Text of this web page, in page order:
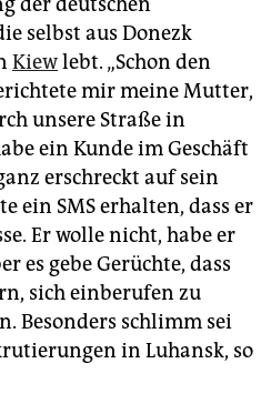
selbst aus Donezk
Kiewlebt. „Schon den
mir meine Mutter,
unsere Straße in
ein Kunde im Geschäft
erschreckt auf sein
ein SMS erhalten, dass er
Er wolle nicht, habe er
es gebe Gerüchte, dass
sich einberufen zu
Besonders schlimm sei
in Luhansk, so